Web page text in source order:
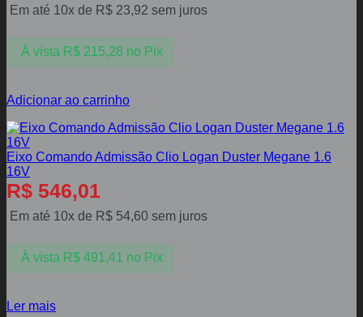
Em até 10x de R$ 23,92 sem juros
À vista R$215,28 no Pix
Adicionar ao carrinho
Eixo Comando Admissão Clio Logan Duster Megane 1.6
16V
R$ 546,01
Em até 10x de R$ 54,60 sem juros
À vista R$491,41 no Pix
Ler mais